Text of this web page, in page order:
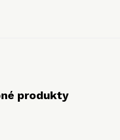
produkty